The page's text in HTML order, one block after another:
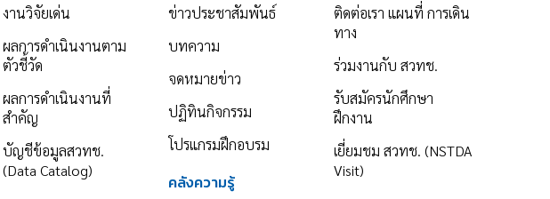
งานวิจัยเด่น
ผลการดำเนินงานตาม
ตัวชี้วัด
ผลการดำเนินงานที่
สำคัญ
บัญชีข้อมูลสวทช.
(Data Catalog)
ข่าวประชาสัมพันธ์
บทความ
จดหมายข่าว
ปฏิทินกิจกรรม
โปรแกรมฝึกอบรม
คลังความรู้
ติดต่อเรา แผนที่ การเดิน
ทาง
ร่วมงานกับ สวทช.
รับสมัครนักศึกษา
ฝึกงาน
เยี่ยมชม สวทช. (NSTDA
Visit)